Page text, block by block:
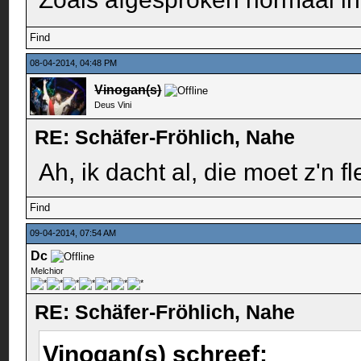
Find
08-04-2014, 04:48 PM
Vinogan(s)
Deus Vini
RE: Schäfer-Fröhlich, Nahe
Ah, ik dacht al, die moet z'n
Find
09-04-2014, 07:54 AM
Dc
Melchior
RE: Schäfer-Fröhlich, Nahe
Vinogan(s) schreef: